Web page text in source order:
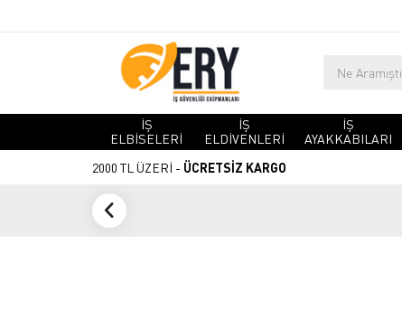
İŞ
ELBİSELERİ
İŞ
ELDİVENLERİ
İŞ
AYAKKABILARI
2000 TL ÜZERİ - ÜCRETSİZ KARGO